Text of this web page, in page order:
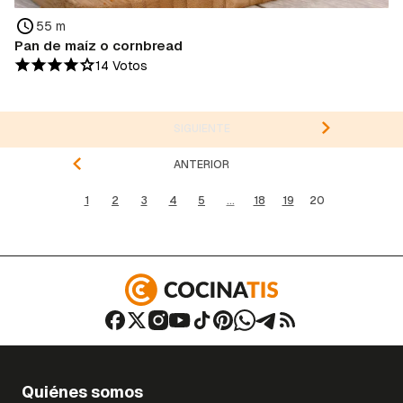
55 m
Pan de maíz o cornbread
14 Votos
ANTERIOR
1 2 3 4 5 ... 18 19 20
SIGUIENTE
Quiénes somos